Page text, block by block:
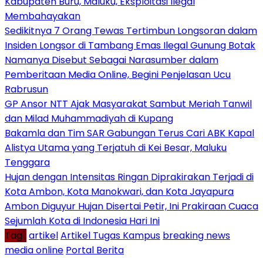
Membahayakan
Sedikitnya 7 Orang Tewas Tertimbun Longsoran dalam
Insiden Longsor di Tambang Emas Ilegal Gunung Botak
Namanya Disebut Sebagai Narasumber dalam
Pemberitaan Media Online, Begini Penjelasan Ucu
Rabrusun
GP Ansor NTT Ajak Masyarakat Sambut Meriah Tanwil
dan Milad Muhammadiyah di Kupang
Bakamla dan Tim SAR Gabungan Terus Cari ABK Kapal
Alistya Utama yang Terjatuh di Kei Besar, Maluku
Tenggara
Hujan dengan Intensitas Ringan Diprakirakan Terjadi di
Kota Ambon, Kota Manokwari, dan Kota Jayapura
Ambon Diguyur Hujan Disertai Petir, Ini Prakiraan Cuaca
Sejumlah Kota di Indonesia Hari Ini
Tag : artikelArtikel Tugas Kampus breaking news
media online Portal Berita